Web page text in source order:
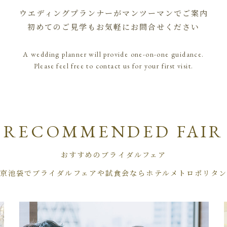
ウエディングプランナーがマンツーマンでご案内
初めてのご見学もお気軽にお問合せください
A wedding planner will provide one-on-one guidance.
Please feel free to contact us for your first visit.
RECOMMENDED FAIR
おすすめのブライダルフェア
池袋でブライダルフェアや試食会ならホテルメトロポリタ